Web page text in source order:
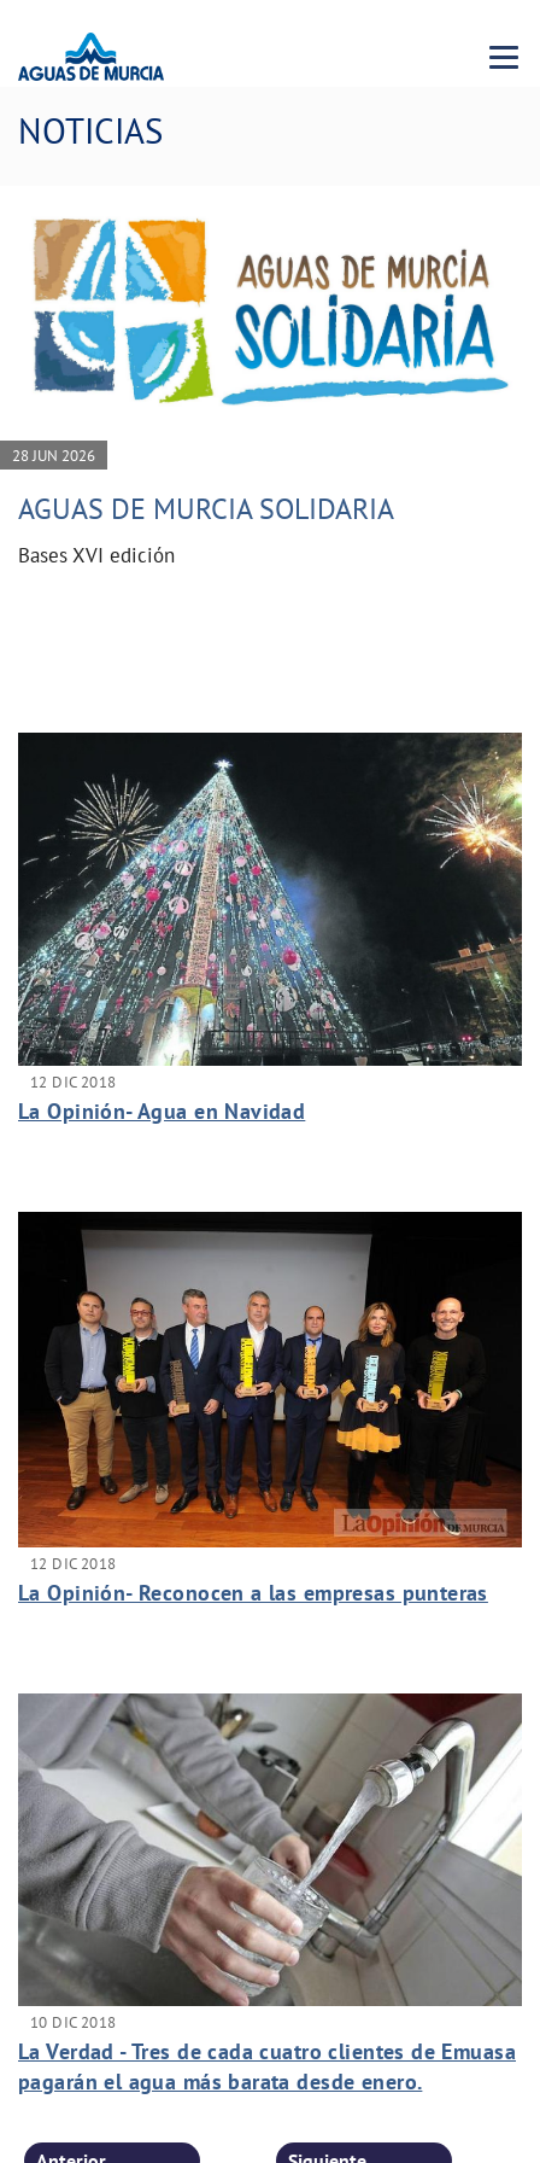
Menu
NOTICIAS
28 JUN 2026
AGUAS DE MURCIA SOLIDARIA
Bases XVI edición
12 DIC 2018
La Opinión- Agua en Navidad
12 DIC 2018
La Opinión- Reconocen a las empresas punteras
10 DIC 2018
La Verdad - Tres de cada cuatro clientes de Emuasa
pagarán el agua más barata desde enero.